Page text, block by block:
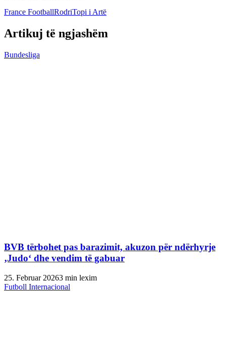
France FootballRodriTopi i Artë
Artikuj të ngjashëm
Bundesliga
BVB tërbohet pas barazimit, akuzon për ndërhyrje
‚Judo‘ dhe vendim të gabuar
25. Februar 20263 min lexim
Futboll Internacional